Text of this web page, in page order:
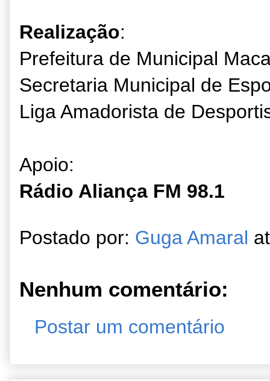
Realização:
Prefeitura de Municipal
Secretaria Municipal de E
Liga Amadorista de D
Apoio:
Rádio Aliança FM 98.1
Postado por: Guga Amaral
Nenhum comentário:
Postar um comentário